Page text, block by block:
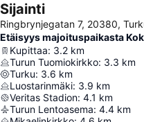
Sijainti
Ringbrynjegatan 7, 20380,
Etäisyys majoituspaikasta
Kupittaa: 3.2 km
Turun Tuomiokirkko: 3.3 km
Turku: 3.6 km
Luostarinmäki: 3.9 km
Veritas Stadion: 4.1 km
Turun Lentoasema: 4.4 km